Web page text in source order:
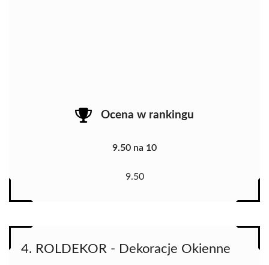
Ocena w rankingu
9.50 na 10
9.50
4. ROLDEKOR - Dekoracje Okienne